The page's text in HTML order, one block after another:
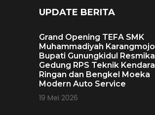
UPDATE BERITA
Grand Opening TEFA SMK
Muhammadiyah
Bupati Gunungkidul
Gedung RPS Teknik
Ringan dan Bengkel Moeka
Modern Auto Service
19 Mei 2026